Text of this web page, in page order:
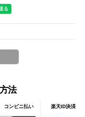
法
コンビニ払い 楽天ID決済